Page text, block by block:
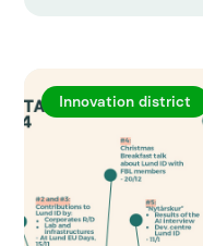
Innovation district